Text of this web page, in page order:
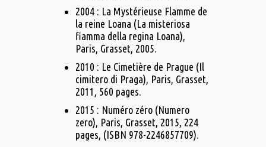
2004 : La Mystérieuse Flamme de
la reine Loana (La misteriosa
fiamma della regina Loana),
Paris, Grasset, 2005.
2010 : Le Cimetière de Prague (Il
cimitero di Praga), Paris, Grasset,
2011, 560 pages.
2015 : Numéro zéro (Numero
zero), Paris, Grasset, 2015, 224
pages, (ISBN 978-2246857709).